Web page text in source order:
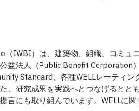
IWBI）は、建築物、組織、コミュ
益法人（Public Benefit Corporation
Standard、各種WELLレーティン
、研究成果を実践へとつなげるとと
言にも取り組んでいます。WELLに関